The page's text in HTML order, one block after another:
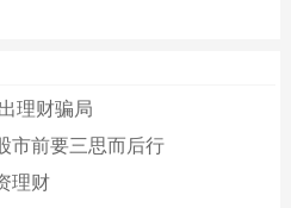
理财骗局
市前要三思而后行
理财